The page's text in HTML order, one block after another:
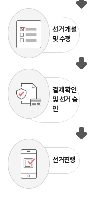
선거 개설
및 수정
결제 확인
및 선거 승
인
선거진행